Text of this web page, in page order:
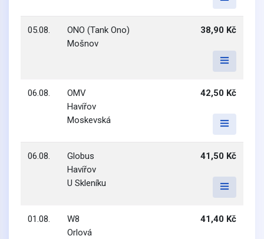
05.08.
ONO (Tank Ono)
Mošnov
38,90 Kč
06.08.
OMV
Havířov
Moskevská
42,50 Kč
06.08.
Globus
Havířov
U Skleníku
41,50 Kč
01.08.
W8
Orlová
41,40 Kč